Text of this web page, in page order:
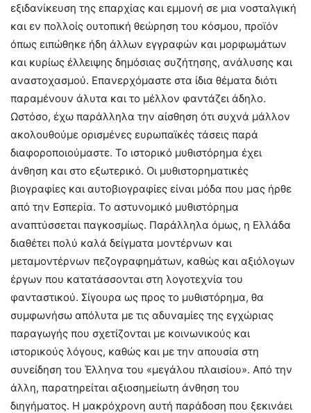
εξιδανίκευση της επαρχίας και εμμονή σε μια νοσταλγική
και εν πολλοίς ουτοπική θεώρηση του κόσμου, προϊόν
όπως ειπώθηκε ήδη άλλων εγγραφών και μορφωμάτων
και κυρίως έλλειψης δημόσιας συζήτησης, ανάλυσης και
αναστοχασμού. Επανερχόμαστε στα ίδια θέματα διότι
παραμένουν άλυτα και το μέλλον φαντάζει άδηλο.
Ωστόσο, έχω παράλληλα την αίσθηση ότι συχνά μάλλον
ακολουθούμε ορισμένες ευρωπαϊκές τάσεις παρά
διαφοροποιούμαστε. Το ιστορικό μυθιστόρημα έχει
άνθηση και στο εξωτερικό. Οι μυθιστορηματικές
βιογραφίες και αυτοβιογραφίες είναι μόδα που μας ήρθε
από την Εσπερία. Το αστυνομικό μυθιστόρημα
αναπτύσσεται παγκοσμίως. Παράλληλα όμως, η Ελλάδα
διαθέτει πολύ καλά δείγματα μοντέρνων και
μεταμοντέρνων πεζογραφημάτων, καθώς και αξιόλογων
έργων που κατατάσσονται στη λογοτεχνία του
φανταστικού. Σίγουρα ως προς το μυθιστόρημα, θα
συμφωνήσω απόλυτα με τις αδυναμίες της εγχώριας
παραγωγής που σχετίζονται με κοινωνικούς και
ιστορικούς λόγους, καθώς και με την απουσία στη
συνείδηση του Έλληνα του «μεγάλου πλαισίου». Από την
άλλη, παρατηρείται αξιοσημείωτη άνθηση του
διηγήματος. Η μακρόχρονη αυτή παράδοση που ξεκινάει